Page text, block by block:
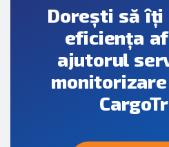
Dorești să
eficiența
ajutorul
monitorizare